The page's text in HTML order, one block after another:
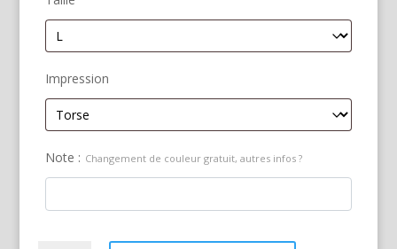
Impression
Note : Changement de couleur gratuit, autres infos ?